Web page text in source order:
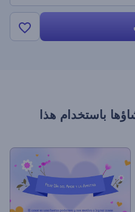
باستخدام هذا